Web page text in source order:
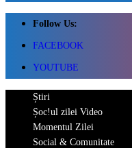
Follow Us:
FACEBOOK
YOUTUBE
Știri
Șoc!ul zilei Video
Momentul Zilei
Social & Comunitate